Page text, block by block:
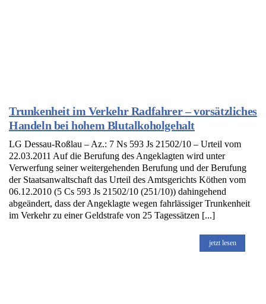
Trunkenheit im Verkehr Radfahrer – vorsätzliches
Handeln bei hohem Blutalkoholgehalt
LG Dessau-Roßlau – Az.: 7 Ns 593 Js 21502/10 – Urteil vom
22.03.2011 Auf die Berufung des Angeklagten wird unter
Verwerfung seiner weitergehenden Berufung und der Berufung
der Staatsanwaltschaft das Urteil des Amtsgerichts Köthen vom
06.12.2010 (5 Cs 593 Js 21502/10 (251/10)) dahingehend
abgeändert, dass der Angeklagte wegen fahrlässiger Trunkenheit
im Verkehr zu einer Geldstrafe von 25 Tagessätzen [...]
jetzt lesen